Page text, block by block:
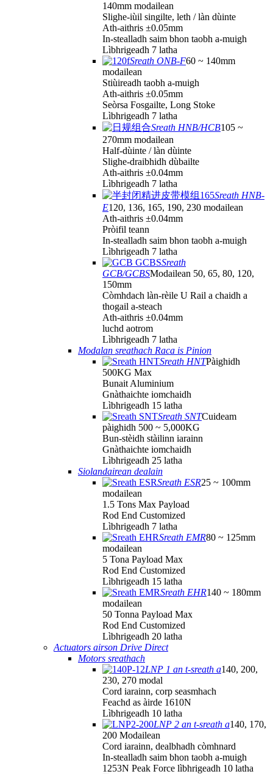
140mm modailean
Slighe-iùil singilte, leth / làn dùinte
Ath-aithris ±0.05mm
In-stealladh saim bhon taobh a-muigh
Lìbhrigeadh 7 latha
Sreath ONB-F60 ~ 140mm
modailean
Stiùireadh taobh a-muigh
Ath-aithris ±0.05mm
Seòrsa Fosgailte, Long Stoke
Lìbhrigeadh 7 latha
Sreath HNB/HCB105 ~
270mm modailean
Half-dùinte / làn dùinte
Slighe-draibhidh dùbailte
Ath-aithris ±0.04mm
Lìbhrigeadh 7 latha
Sreath HNB-
E120, 136, 165, 190, 230 modailean
Ath-aithris ±0.04mm
Pròifil teann
In-stealladh saim bhon taobh a-muigh
Lìbhrigeadh 7 latha
Sreath
GCB/GCBSModailean 50, 65, 80, 120,
150mm
Còmhdach làn-rèile U Rail a chaidh a
thogail a-steach
Ath-aithris ±0.04mm
luchd aotrom
Lìbhrigeadh 7 latha
Modalan sreathach Raca is Pinion
Sreath HNTPàighidh
500KG Max
Bunait Aluminium
Gnàthaichte iomchaidh
Lìbhrigeadh 15 latha
Sreath SNTCuideam
pàighidh 500 ~ 5,000KG
Bun-stèidh stàilinn iarainn
Gnàthaichte iomchaidh
Lìbhrigeadh 25 latha
Siolandairean dealain
Sreath ESR25 ~ 100mm
modailean
1.5 Tons Max Payload
Rod End Customized
Lìbhrigeadh 7 latha
Sreath EMR80 ~ 125mm
modailean
5 Tona Payload Max
Rod End Customized
Lìbhrigeadh 15 latha
Sreath EHR140 ~ 180mm
modailean
50 Tonna Payload Max
Rod End Customized
Lìbhrigeadh 20 latha
Actuators airson Drive Direct
Motors sreathach
LNP 1 an t-sreath a140, 200,
230, 270 modal
Cord iarainn, corp seasmhach
Feachd as àirde 1610N
Lìbhrigeadh 10 latha
LNP 2 an t-sreath a140, 170,
200 Modailean
Cord iarainn, dealbhadh còmhnard
In-stealladh saim bhon taobh a-muigh
1253N Peak Force lìbhrigeadh 10 latha